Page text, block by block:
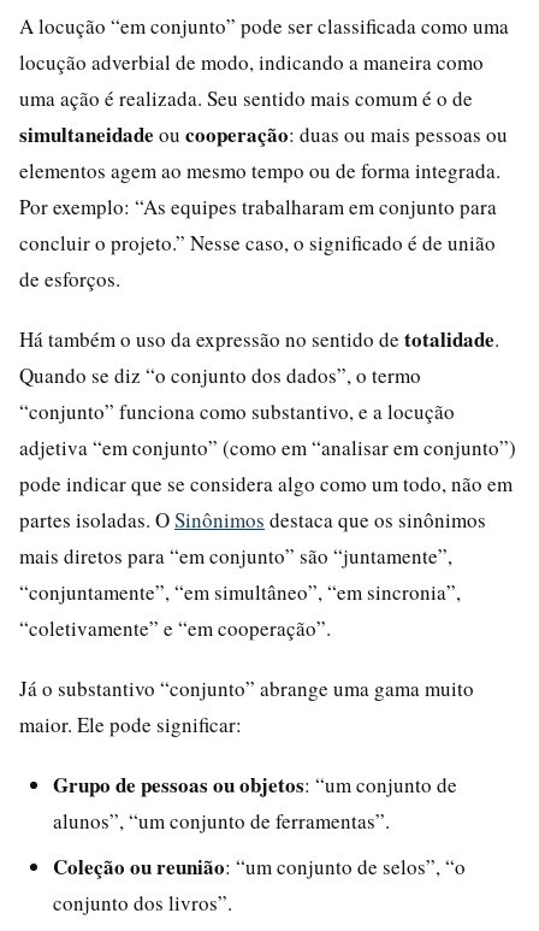
A locução “em conjunto” pode ser classificada como uma
locução adverbial de modo, indicando a maneira como
uma ação é realizada. Seu sentido mais comum é o de
simultaneidade ou cooperação: duas ou mais pessoas ou
elementos agem ao mesmo tempo ou de forma integrada.
Por exemplo: “As equipes trabalharam em conjunto para
concluir o projeto.” Nesse caso, o significado é de união
de esforços.
Há também o uso da expressão no sentido de totalidade.
Quando se diz “o conjunto dos dados”, o termo
“conjunto” funciona como substantivo, e a locução
adjetiva “em conjunto” (como em “analisar em conjunto”)
pode indicar que se considera algo como um todo, não em
partes isoladas. OSinônimos destaca que os sinônimos
mais diretos para “em conjunto” são “juntamente”,
“conjuntamente”, “em simultâneo”, “em sincronia”,
“coletivamente” e “em cooperação”.
Já o substantivo “conjunto” abrange uma gama muito
maior. Ele pode significar:
Grupo de pessoas ou objetos: “um conjunto de
alunos”, “um conjunto de ferramentas”.
Coleção ou reunião: “um conjunto de selos”, “o
conjunto dos livros”.